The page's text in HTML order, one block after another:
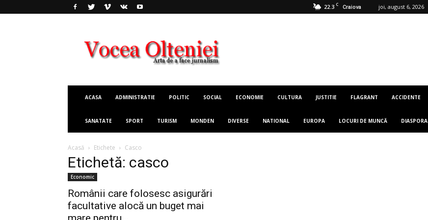
22.3 C Craiova joi, august 6, 2026
Olteniei
ACASA ADMINISTRATIE POLITIC SOCIAL ECONOMIE CULTURA JUSTITIE FLAGRANT ACCIDENTE
SANATATE SPORT TURISM MONDEN DIVERSE NATIONAL EUROPA LOCURI DE MUNCĂ DIASPORA
Acasă Etichete Casco
Etichetă: casco
Economic
Românii care folosesc asigurări
facultative alocă un buget mai